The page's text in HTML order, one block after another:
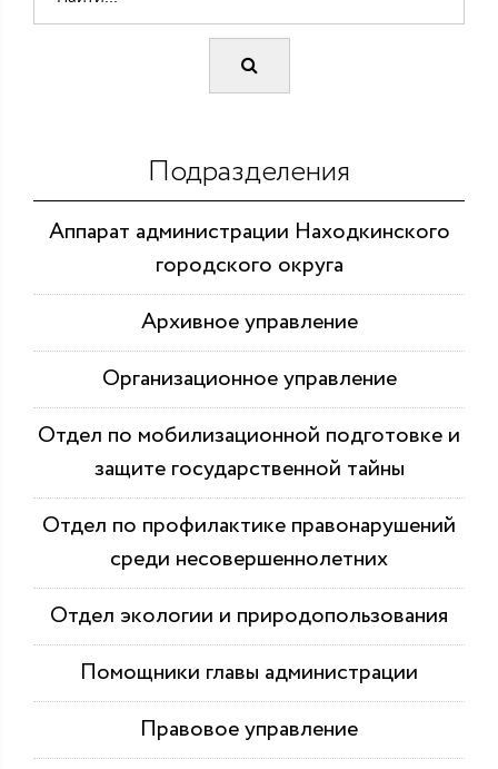
Подразделения
Аппарат администрации Находкинского
городского округа
Архивное управление
Организационное управление
Отдел по мобилизационной подготовке и
защите государственной тайны
Отдел по профилактике правонарушений
среди несовершеннолетних
Отдел экологии и природопользования
Помощники главы администрации
Правовое управление